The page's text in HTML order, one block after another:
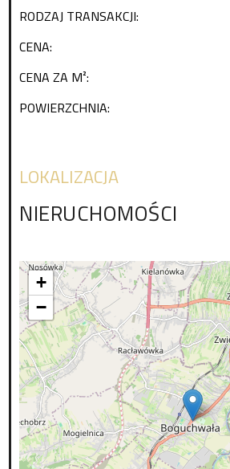
RODZAJ TRANSAKCJI:
CENA:
CENA ZA M²:
POWIERZCHNIA:
LOKALIZACJA
NIERUCHOMOŚCI
+
−